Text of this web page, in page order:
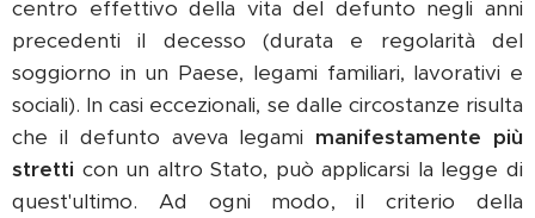
centro effettivo della vita del defunto negli anni
precedenti il decesso (durata e regolarità del
soggiorno in un Paese, legami familiari, lavorativi e
sociali). In casi eccezionali, se dalle circostanze risulta
che il defunto aveva legami manifestamente più
stretti con un altro Stato, può applicarsi la legge di
quest'ultimo. Ad ogni modo, il criterio della